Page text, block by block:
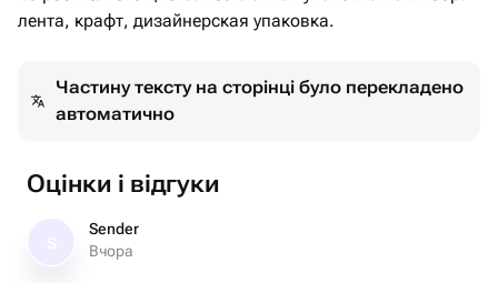
лента, крафт, дизайнерская упаковка.
Частину тексту на сторінці було перекладено
автоматично
Оцінки і відгуки
Sender
Вчора